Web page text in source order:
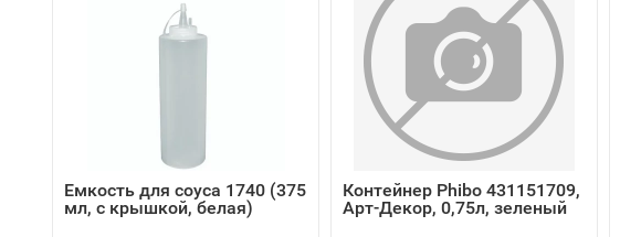
Емкость для соуса 1740 (375
мл, с крышкой, белая)
Контейнер Phibo 431151709,
Арт-Декор, 0,75л, зеленый